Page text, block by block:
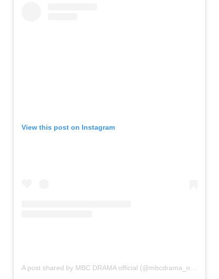
View this post on Instagram
A post shared by MBC DRAMA official (@mbcdrama_now)